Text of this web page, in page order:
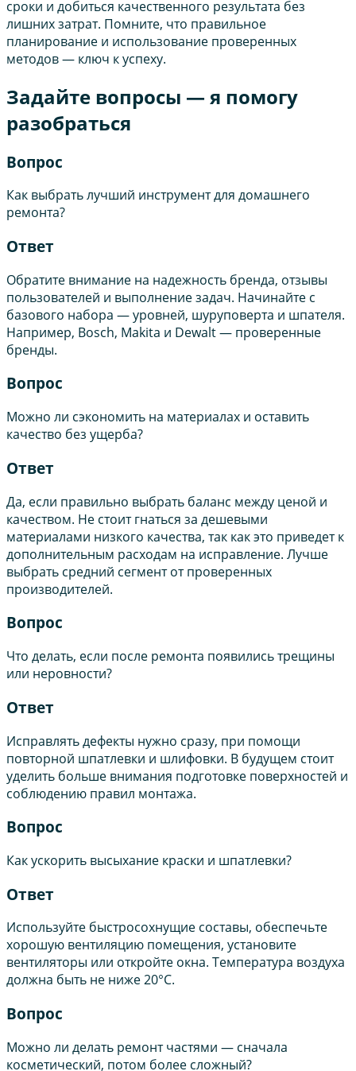
сроки и добиться качественного результата без
лишних затрат. Помните, что правильное
планирование и использование проверенных
методов — ключ к успеху.
Задайте вопросы — я помогу
разобраться
Вопрос
Как выбрать лучший инструмент для домашнего
ремонта?
Ответ
Обратите внимание на надежность бренда, отзывы
пользователей и выполнение задач. Начинайте с
базового набора — уровней, шуруповерта и шпателя.
Например, Bosch, Makita и Dewalt — проверенные
бренды.
Вопрос
Можно ли сэкономить на материалах и оставить
качество без ущерба?
Ответ
Да, если правильно выбрать баланс между ценой и
качеством. Не стоит гнаться за дешевыми
материалами низкого качества, так как это приведет к
дополнительным расходам на исправление. Лучше
выбрать средний сегмент от проверенных
производителей.
Вопрос
Что делать, если после ремонта появились трещины
или неровности?
Ответ
Исправлять дефекты нужно сразу, при помощи
повторной шпатлевки и шлифовки. В будущем стоит
уделить больше внимания подготовке поверхностей и
соблюдению правил монтажа.
Вопрос
Как ускорить высыхание краски и шпатлевки?
Ответ
Используйте быстросохнущие составы, обеспечьте
хорошую вентиляцию помещения, установите
вентиляторы или откройте окна. Температура воздуха
должна быть не ниже 20°C.
Вопрос
Можно ли делать ремонт частями — сначала
косметический, потом более сложный?